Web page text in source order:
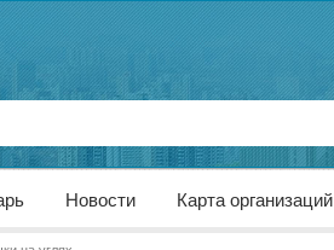
Новости Карта организаций